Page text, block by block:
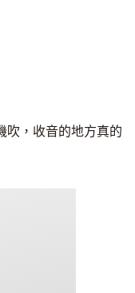
吹，收音的地方真的